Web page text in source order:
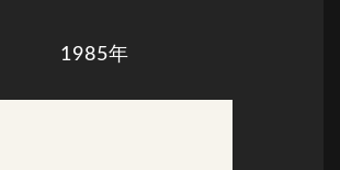
1985年